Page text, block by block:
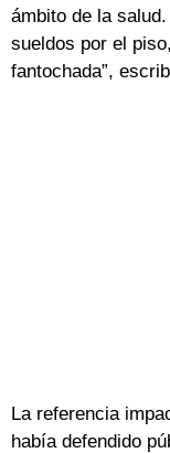
ámbito de la
sueldos por el
fantochada”,
La referencia
había defendido